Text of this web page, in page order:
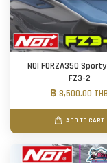
NOI FORZA350
FZ3-2
฿ 8,500.00 THB
ADD TO CART